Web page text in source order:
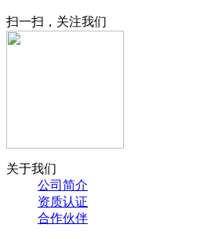
扫一扫，关注我们
关于我们
公司简介
资质认证
合作伙伴